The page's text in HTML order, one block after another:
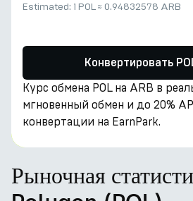
Estimated: 1 POL≈ 0.94832578 ARB
Конвертировать
Курс обмена POL на ARB в
мгновенный обмен и до 20%
конвертации на EarnPark.
Рыночная